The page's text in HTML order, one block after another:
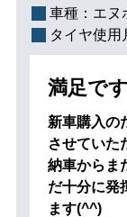
車種： エヌ
タイヤ使用
満足で
新車購入の
させていた
納車からま
だ十分に発
ます(^^)